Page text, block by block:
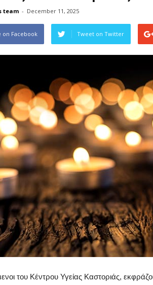
team - December 11, 2025
on Facebook Tweet on Twitter
του Κέντρου Υγείας Καστοριάς,